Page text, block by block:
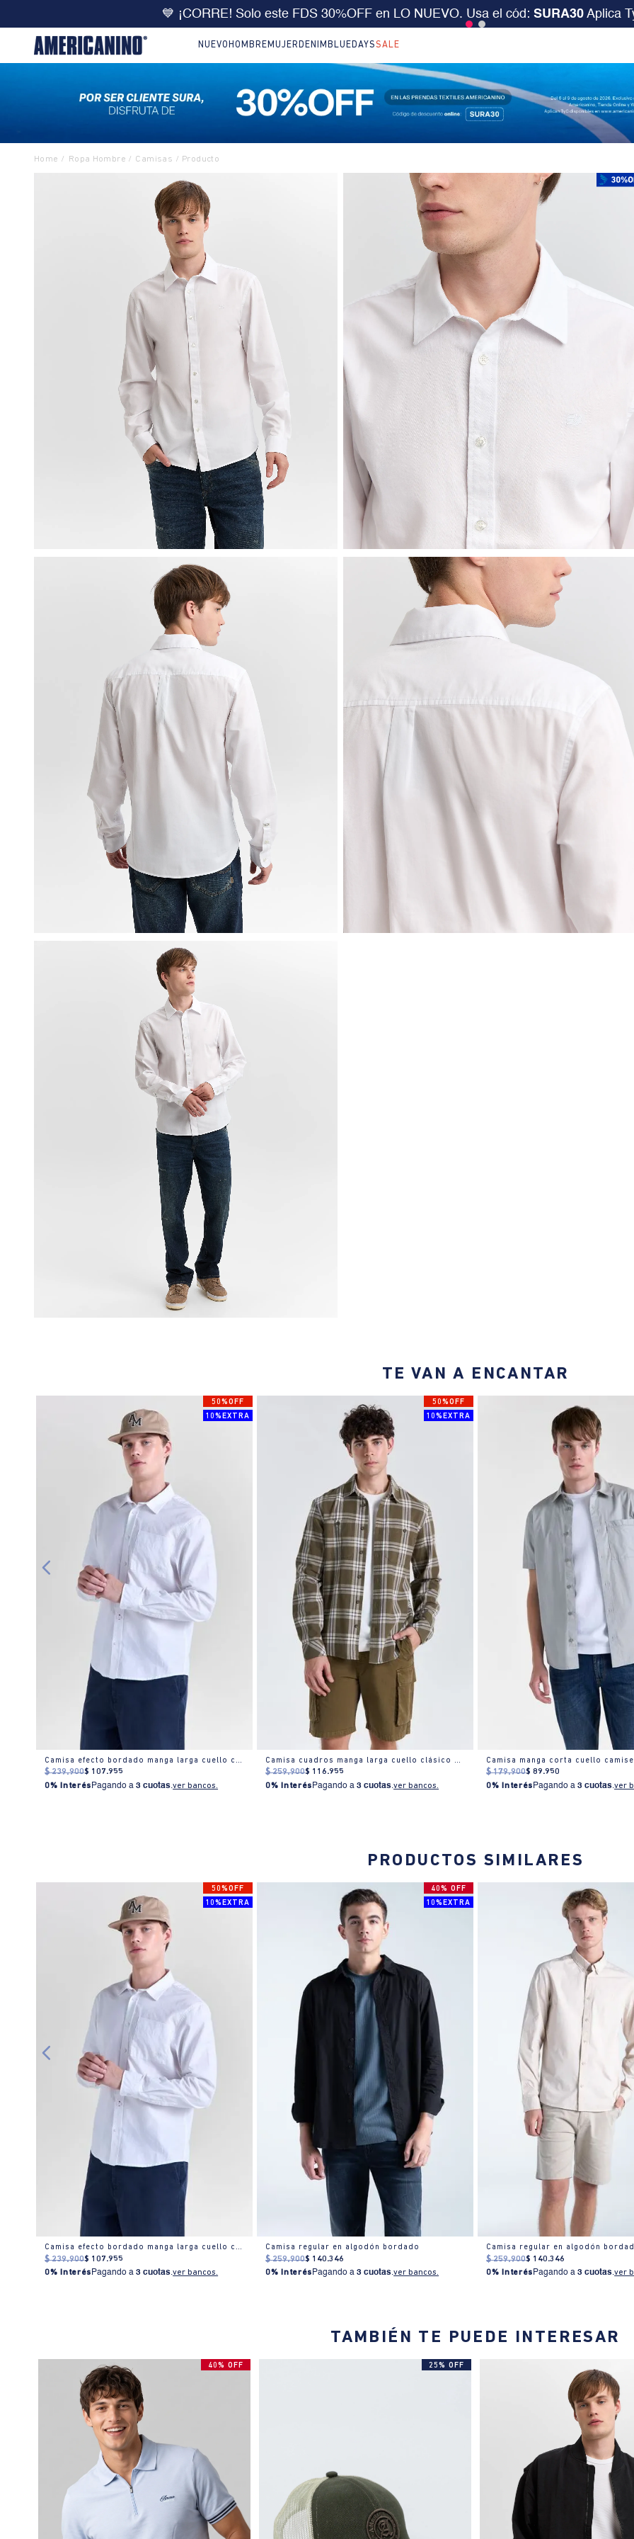
🔥DOBLE DCTO10% extra desde $199.000 ó 15% extra desde $400.000 en SALE.
NUEVO HOMBRE MUJER DENIM BLUEDAYSSALE
Ropa Hombre Camisas
TE VAN A ENCANTAR
50%OFF
10%EXTRA
Camisa efecto bordado manga larga cuello camisero para hombre
$ 239.900$ 107.955
0% Interés Pagando a3 cuotas.ver bancos.
50%OFF
10%EXTRA
Camisa cuadros manga larga cuello clásico para hombre
$ 259.900$ 116.955
0% Interés Pagando a3 cuotas.ver bancos.
$ 179.900$ 89.950
0% Interés Pagando a3 cuotas.ver
PRODUCTOS SIMILARES
50%OFF
10%EXTRA
Camisa efecto bordado manga larga cuello camisero para hombre
$ 239.900$ 107.955
0% Interés Pagando a3 cuotas.ver bancos.
40% OFF
10%EXTRA
Camisa regular en algodón bordado
$ 259.900$ 140.346
0% Interés Pagando a3 cuotas.ver bancos.
Camisa regular en algodón
$ 259.900$ 140.346
0% Interés Pagando a3 cuotas.ver
TAMBIÉN TE PUEDE INTERESAR
40% OFF 25% OFF